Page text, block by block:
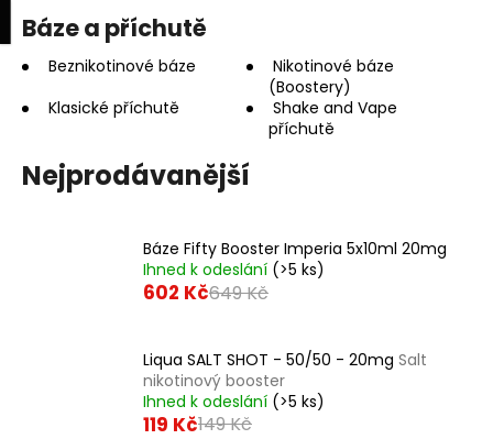
Přejít
na
obsah
Báze a příchutě
Beznikotinové báze
Nikotinové báze
(Boostery)
Klasické příchutě
Shake and Vape
příchutě
Nejprodávanější
Báze Fifty Booster Imperia 5x10ml 20mg
Ihned k odeslání (>5 ks)
602 Kč649 Kč
Liqua SALT SHOT - 50/50 - 20mg Salt
nikotinový booster
Ihned k odeslání (>5 ks)
119 Kč149 Kč
o Zpět
Zpět
C
p